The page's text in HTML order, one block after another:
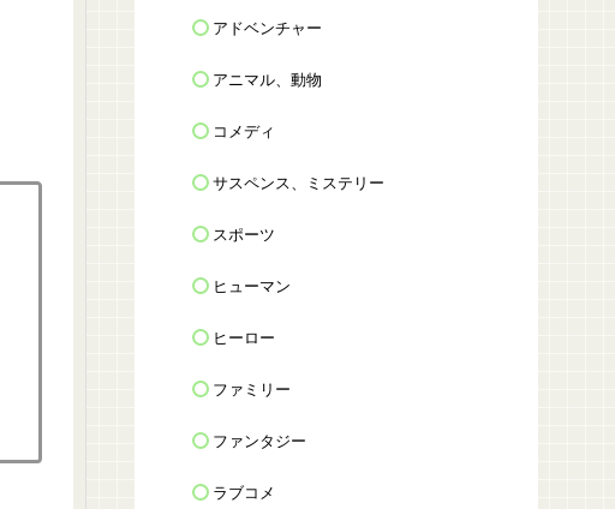
アドベンチャー
アニマル、動物
コメディ
サスペンス、ミステリー
スポーツ
ヒューマン
ヒーロー
ファミリー
ファンタジー
ラブコメ